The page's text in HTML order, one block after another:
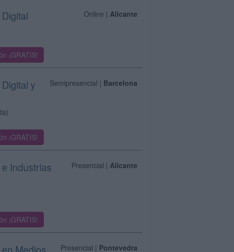
Online |Alicante
¡GRATIS!
Semipresencial | Barcelona
y
¡GRATIS!
Presencial |Alicante
Industrias
¡GRATIS!
Presencial | Pontevedra